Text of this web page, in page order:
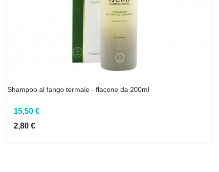
Shampoo al fango termale - flacone da 200ml
15,50 €
2,80 €